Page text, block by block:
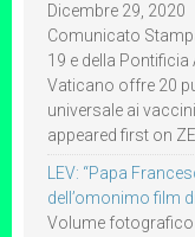
Dicembre 29, 2020
Comunicato
19 e della Pontificia
Vaticano offre 20
universale ai
appeared first on
LEV: “Papa
dell’omonimo film
Volume